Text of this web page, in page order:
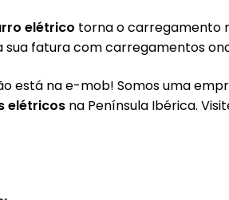
elétrico torna o carregamento
fatura com carregamentos
está na e-mob! Somos uma
elétricos na Península Ibérica.